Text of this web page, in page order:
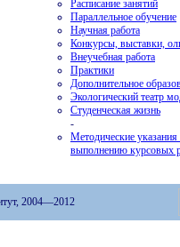
Расписание занятий
Параллельное обучение
Научная работа
Конкурсы, выставки,
Внеучебная работа
Практики
Дополнительное
Экологический театр
Студенческая жизнь
-
Методические указания
выполнению курсовых
2004—2012